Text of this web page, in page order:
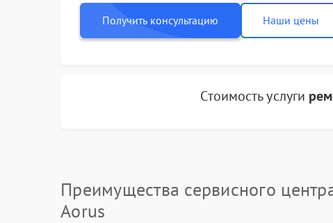
Получить консультацию Наши цены
Стоимость услуги
Преимущества сервисного
Aorus